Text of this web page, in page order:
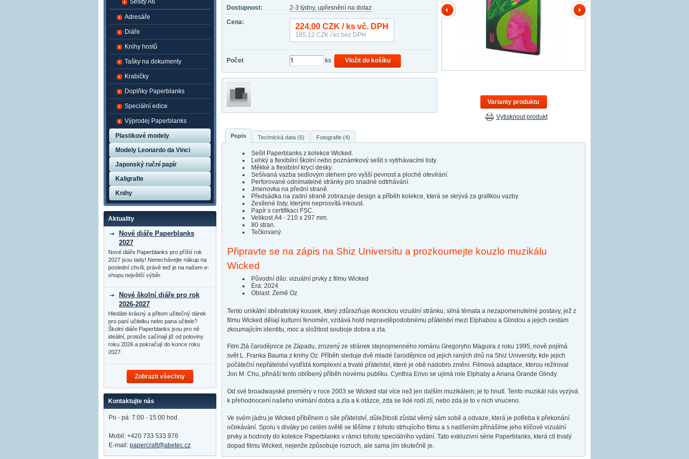
Dostupnost:
2-3 týdny, upřesnění na dotaz
Cena:
224,00 CZK / ks vč. DPH
185,12 CZK / ks bez DPH
Počet ks Vložit do košíku
Varianty produktu
Vytisknout produkt
Popis Technická data (6) Fotografie (4)
Sešit Paperblanks z kolekce Wicked.
Lehký a flexibilní školní nebo poznámkový sešit s vytrhávacími listy.
Měkké a flexibilní krycí desky.
Sešívaná vazba sedlovým stehem pro vyšší pevnost a ploché otevírání.
Perforované odnímatelné stránky pro snadné odtrhávání.
Jmenovka na přední straně.
Předsádka na zadní straně zobrazuje design a příběh kolekce, která se skrývá za grafikou vazby.
Zesílené listy, kterými neprosvítá inkoust.
Papír s certifikací FSC.
Velikost A4 - 210 x 297 mm.
80 stran.
Tečkovaný.
Připravte se na zápis na Shiz Universitu a prozkoumejte kouzlo muzikálu
Wicked
Původní dílo: vizuální prvky z filmu Wicked
Éra: 2024
Oblast: Země Oz
Tento unikátní sběratelský kousek, který zdůrazňuje ikonickou vizuální stránku, silná témata a nezapomenutelné postavy, jež z
filmu Wicked dělají kulturní fenomén, vzdává hold nepravděpodobnému přátelství mezi Elphabou a Glindou a jejich cestám
zkoumajícím identitu, moc a složitost souboje dobra a zla.
Film Zlá čarodějnice ze Západu, zrozený ze stránek stejnojmenného románu Gregoryho Maguira z roku 1995, nově pojímá
svět L. Franka Bauma z knihy Oz. Příběh sleduje dvě mladé čarodějnice od jejich raných dnů na Shiz University, kde jejich
počáteční nepřátelství vystřídá komplexní a trvalé přátelství, které je obě nadobro změní. Filmová adaptace, kterou režíroval
Jon M. Chu, přináší tento oblíbený příběh novému publiku. Cynthia Erivo se ujímá role Elphaby a Ariana Grande Glindy.
Od své broadwayské premiéry v roce 2003 se Wicked stal více než jen dalším muzikálem; je to hnutí. Tento muzikál nás vyzývá
k přehodnocení našeho vnímání dobra a zla a k otázce, zda se lidé rodí zlí, nebo zda je to v nich vnuceno.
Ve svém jádru je Wicked příběhem o síle přátelství, důležitosti zůstat věrný sám sobě a odvaze, která je potřeba k překonání
očekávání. Spolu s diváky po celém světě se těšíme z tohoto strhujícího filmu a s nadšením přinášíme jeho klíčové vizuální
prvky a hodnoty do kolekce Paperblanks v rámci tohoto speciálního vydání. Tato exkluzivní série Paperblanks, která ctí trvalý
dopad filmu Wicked, nejenže způsobuje rozruch, ale sama jím skutečně je.
Sešity A6
Adresáře
Diáře
Knihy hostů
Tašky na dokumenty
Krabičky
Doplňky Paperblanks
Speciální edice
Výprodej Paperblanks
Plastikové modely
Modely Leonardo da Vinci
Japonský ruční papír
Kaligrafie
Knihy
Aktuality
Nové diáře Paperblanks
2027
Nové diáře Paperblanks pro příští rok
2027 jsou tady! Nenechávejte nákup na
poslední chvíli, právě teď je na našem e-
shopu největší výběr.
Nové školní diáře pro rok
2026-2027
Hledáte krásný a přitom užitečný dárek
pro paní učitelku nebo pana učitele?
Školní diáře Paperblanks jsou pro ně
ideální, protože začínají již od poloviny
roku 2026 a pokračují do konce roku
2027.
Zobrazit všechny
Kontaktujte nás
Po - pá: 7:00 - 15:00 hod.
Mobil: +420 733 533 976
E-mail: papercraft@abetec.cz